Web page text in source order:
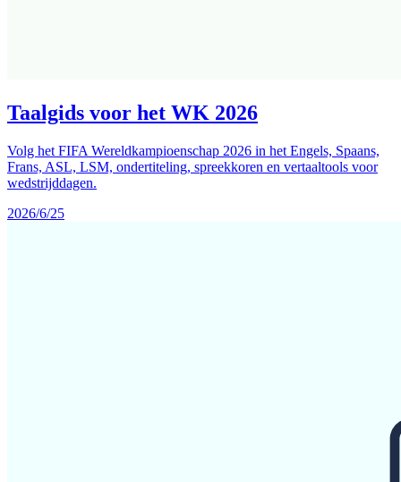
Taalgids voor het WK 2026
Volg het FIFA Wereldkampioenschap 2026 in het Engels, Spaans,
Frans, ASL, LSM, ondertiteling, spreekkoren en vertaaltools voor
wedstrijddagen.
2026/6/25